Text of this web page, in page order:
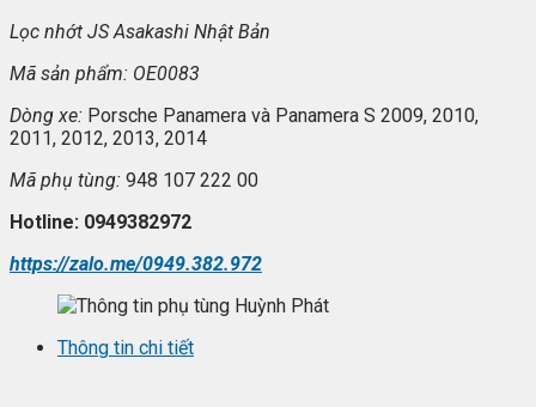
Lọc nhớt JS Asakashi Nhật Bản
Mã sản phẩm: OE0083
Dòng xe: Porsche Panamera và Panamera S 2009, 2010,
2011, 2012, 2013, 2014
Mã phụ tùng: 948 107 222 00
Hotline: 0949382972
https://zalo.me/0949.382.972
Thông tin chi tiết